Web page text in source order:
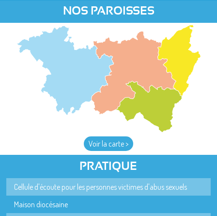
NOS PAROISSES
Voir la carte >
PRATIQUE
Cellule d'écoute pour les personnes victimes d'abus sexuels
Maison diocésaine